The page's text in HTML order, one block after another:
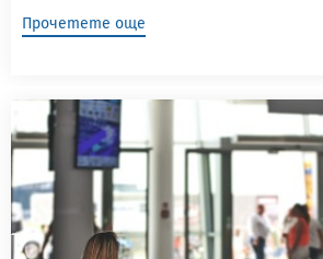
Прочетете още